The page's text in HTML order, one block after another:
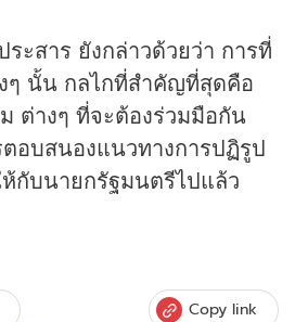
ะสาร ยังกล่าวด้วยว่า การที่
ๆ นั้น กลไกที่สำคัญที่สุดคือ
ต่างๆ ที่จะต้องร่วมมือกัน
ตอบสนองแนวทางการปฏิรูป
กับนายกรัฐมนตรีไปแล้ว
Copy link